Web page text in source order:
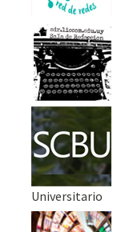
Universitario